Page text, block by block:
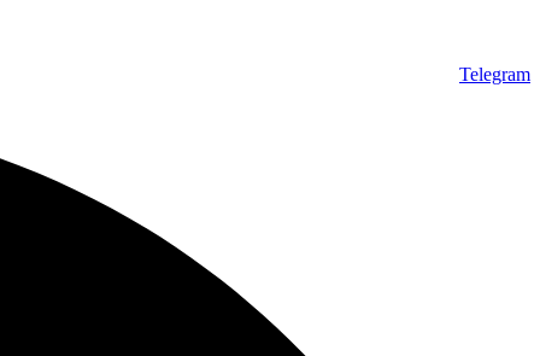
Telegram